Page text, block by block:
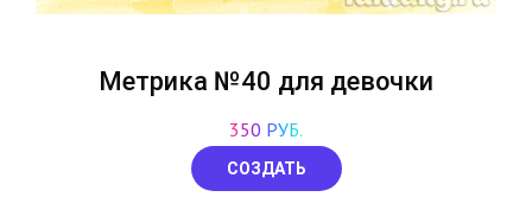
Метрика №40 для девочки
350 РУБ.
СОЗДАТЬ